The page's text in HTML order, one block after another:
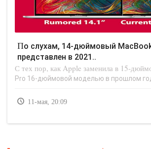
По слухам, 14-дюймовый MacBook Pro будет
представлен в 2021..
С тех пор, как Apple заменила в 15-
Pro 16-дюймовой моделью в прошлом
11-мая, 20:09